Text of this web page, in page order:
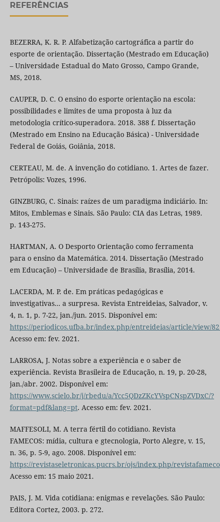
REFERÊNCIAS
BEZERRA, K. R. P. Alfabetização cartográfica a partir do
esporte de orientação. Dissertação (Mestrado em Educação)
– Universidade Estadual do Mato Grosso, Campo Grande,
MS, 2018.
CAUPER, D. C. O ensino do esporte orientação na escola:
possibilidades e limites de uma proposta à luz da
metodologia crítico-superadora. 2018. 388 f. Dissertação
(Mestrado em Ensino na Educação Básica) - Universidade
Federal de Goiás, Goiânia, 2018.
CERTEAU, M. de. A invenção do cotidiano. 1. Artes de fazer.
Petrópolis: Vozes, 1996.
GINZBURG, C. Sinais: raízes de um paradigma indiciário. In:
Mitos, Emblemas e Sinais. São Paulo: CIA das Letras, 1989.
p. 143-275.
HARTMAN, A. O Desporto Orientação como ferramenta
para o ensino da Matemática. 2014. Dissertação (Mestrado
em Educação) – Universidade de Brasília, Brasília, 2014.
LACERDA, M. P. de. Em práticas pedagógicas e
investigativas... a surpresa. Revista Entreideias, Salvador, v.
4, n. 1, p. 7-22, jan./jun. 2015. Disponível em:
https://periodicos.ufba.br/index.php/entreideias/article/view/
Acesso em: fev. 2021.
LARROSA, J. Notas sobre a experiência e o saber de
experiência. Revista Brasileira de Educação, n. 19, p. 20-28,
jan./abr. 2002. Disponível em:
https://www.scielo.br/j/rbedu/a/Ycc5QDzZKcYVspCNspZVDxC/?
format=pdf&lang=pt. Acesso em: fev. 2021.
MAFFESOLI, M. A terra fértil do cotidiano. Revista
FAMECOS: mídia, cultura e gtecnologia, Porto Alegre, v. 15,
n. 36, p. 5-9, ago. 2008. Disponível em:
https://revistaseletronicas.pucrs.br/ojs/index.php/
Acesso em: 15 maio 2021.
PAIS, J. M. Vida cotidiana: enigmas e revelações. São Paulo:
Editora Cortez, 2003. p. 272.